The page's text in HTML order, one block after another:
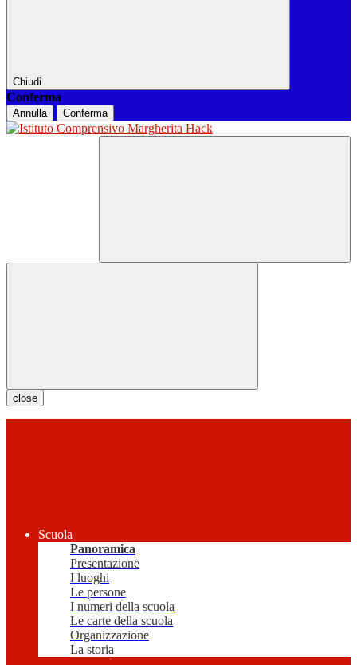
Chiudi
Conferma
Annulla Conferma
close
Scuola
Panoramica
Presentazione
I luoghi
Le persone
I numeri della scuola
Le carte della scuola
Organizzazione
La storia